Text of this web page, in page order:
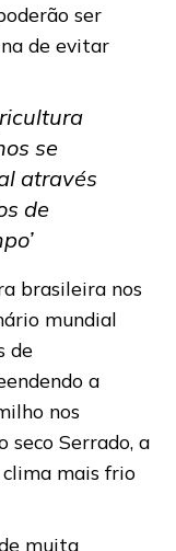
ser
de evitar
se
através
de
brasileira nos
mundial
de
a
nos
seco Serrado, a
mais frio
muita